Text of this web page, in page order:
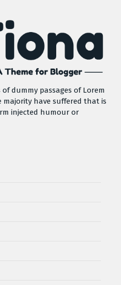
dummy passages of Lorem
have suffered that is
injected humour or